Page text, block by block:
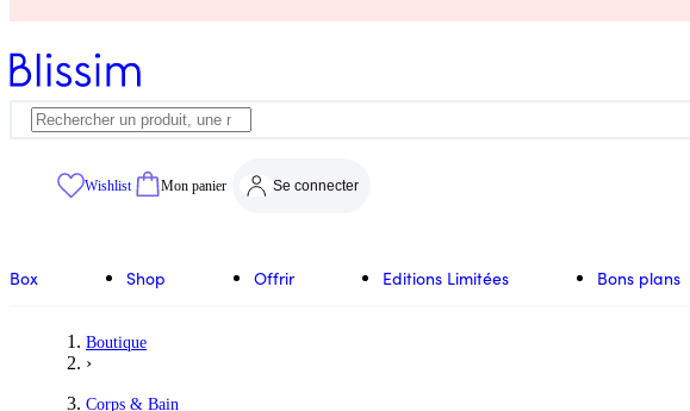
Wishlist Mon panier Se connecter
Box Shop Offrir Editions Limitées Bons plans
Boutique
›
Corps & Bain